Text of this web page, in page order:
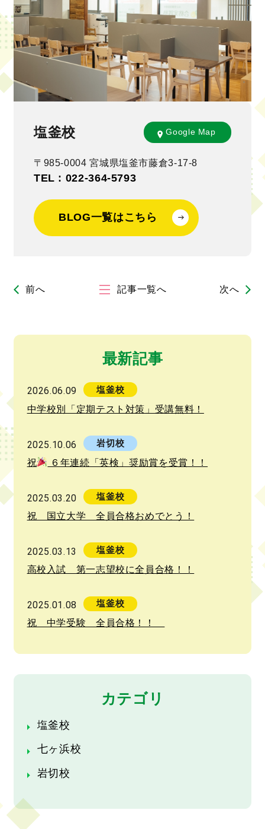
塩釜校 Google Map
〒985-0004 宮城県塩釜市藤倉3-17-8
TEL : 022-364-5793
BLOG一覧はこちら
前へ 記事一覧へ 次へ
最新記事
2026.06.09 塩釜校
中学校別「定期テスト対策」受講無料！
2025.10.06 岩切校
祝 ６年連続「英検」奨励賞を受賞！！
2025.03.20 塩釜校
祝 国立大学 全員合格おめでとう！
2025.03.13 塩釜校
高校入試 第一志望校に全員合格！！
2025.01.08 塩釜校
祝 中学受験 全員合格！！
カテゴリ
塩釜校
七ヶ浜校
岩切校